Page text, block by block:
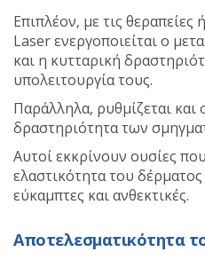
Επιπλέον, με τις θεραπείες
Laser ενεργοποιείται ο
και η κυτταρική
υπολειτουργία τους.
Παράλληλα, ρυθμίζεται και
δραστηριότητα των
Αυτοί εκκρίνουν ουσίες
ελαστικότητα του δέρματος
εύκαμπτες και ανθεκτικές.
Αποτελεσματικότητα